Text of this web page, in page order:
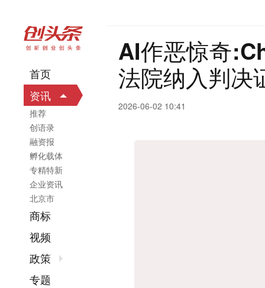
AI作恶惊奇
法院纳入判决
2026-06-02 10:41
首页
资讯
推荐
创语录
融资报
孵化载体
专精特新
企业资讯
北京市
商标
视频
政策
专题